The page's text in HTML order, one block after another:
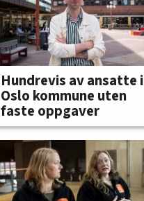
Hundrevis av ansatte i
Oslo kommune uten
faste oppgaver